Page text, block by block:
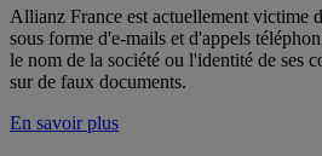
Allianz France est actuellement victime
sous forme d'e-mails et d'appels
le nom de la société ou l'identité de ses
sur de faux documents.
En savoir plus